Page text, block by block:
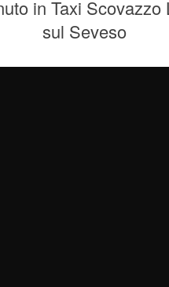
in Taxi Scovazzo
sul Seveso